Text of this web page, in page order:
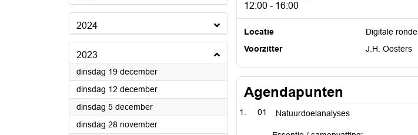
2024
2023
dinsdag 19 december2023
dinsdag 12 december2023
dinsdag 5 december2023
dinsdag 28 november2023
12:00 - 16:00
Locatie
Digitale ronde
Voorzitter
J.H. Oosters
Agendapunten
01 Natuurdoelanalyses